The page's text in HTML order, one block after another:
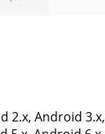
2.x, Android 3.x,